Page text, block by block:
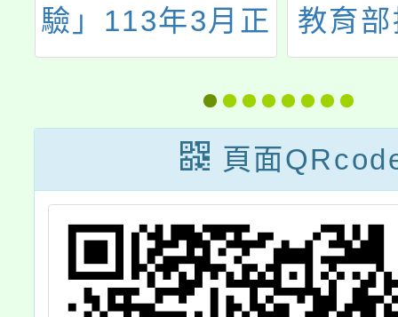
驗」113年3月正
式考試
教育
中小
體驗
南海紙
藝
頁面